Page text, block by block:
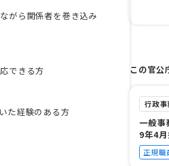
がら関係者を巻き込み
できる方
た経験のある方
この官公
行政事
一般事
9年4月
正規職